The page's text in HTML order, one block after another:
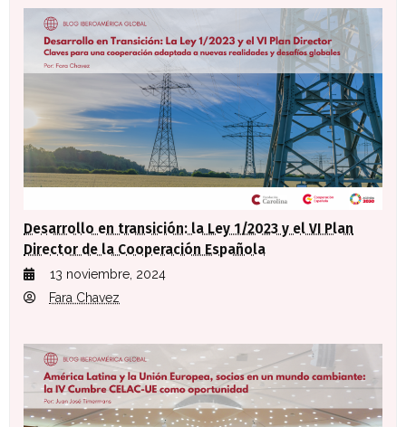
Desarrollo en transición: la Ley 1/2023 y el VI Plan
Director de la Cooperación Española
13 noviembre, 2024
Fara Chavez